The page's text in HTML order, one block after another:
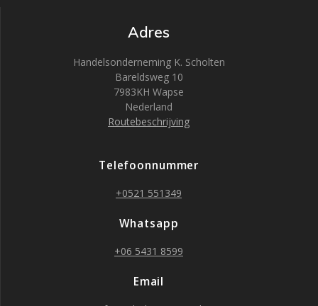
Adres
Handelsonderneming K. Scholten
Bareldsweg 10
7983KH Wapse
Nederland
Routebeschrijving
Telefoonnummer
+0521 551349
Whatsapp
+06 5431 8599
Email